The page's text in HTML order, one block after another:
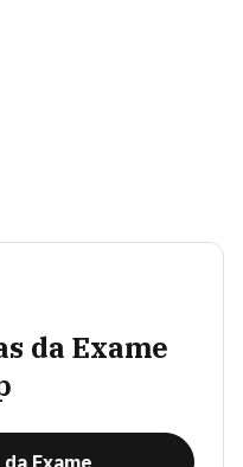
da Exame
Exame